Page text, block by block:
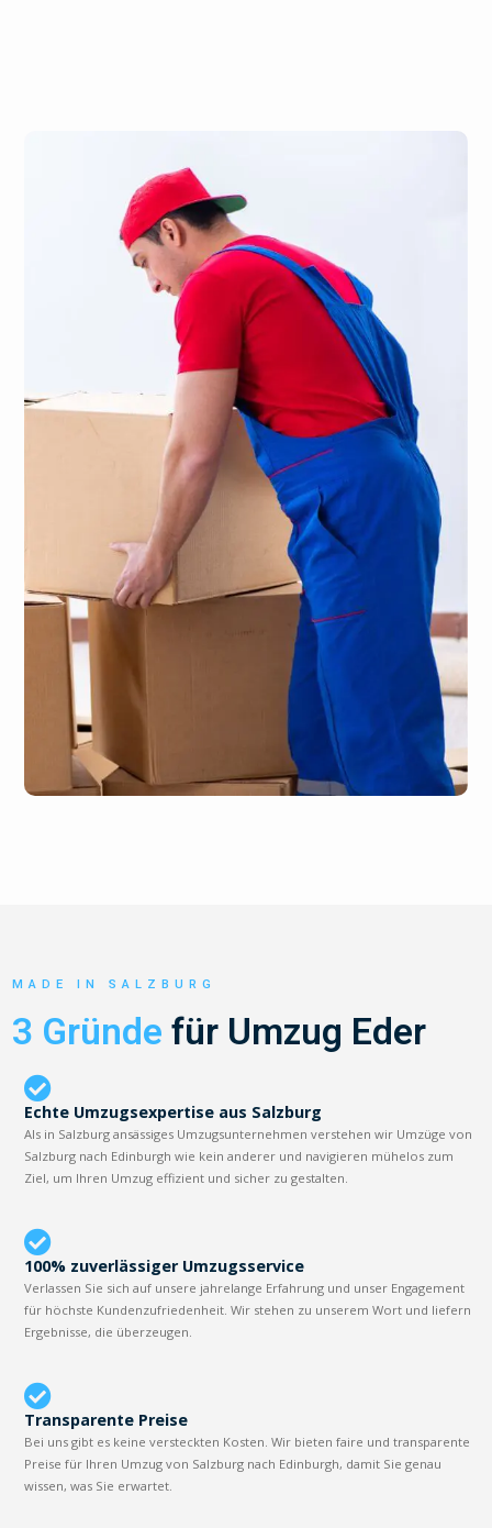
MADE IN SALZBURG
3 Gründe für Umzug Eder
Echte Umzugsexpertise aus Salzburg
Als in Salzburg ansässiges Umzugsunternehmen verstehen wir Umzüge von
Salzburg nach Edinburgh wie kein anderer und navigieren mühelos zum
Ziel, um Ihren Umzug effizient und sicher zu gestalten.
100% zuverlässiger Umzugsservice
Verlassen Sie sich auf unsere jahrelange Erfahrung und unser Engagement
für höchste Kundenzufriedenheit. Wir stehen zu unserem Wort und liefern
Ergebnisse, die überzeugen.
Transparente Preise
Bei uns gibt es keine versteckten Kosten. Wir bieten faire und transparente
Preise für Ihren Umzug von Salzburg nach Edinburgh, damit Sie genau
wissen, was Sie erwartet.